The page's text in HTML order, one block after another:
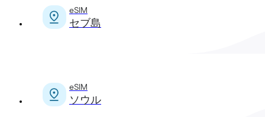
eSIM
セブ島
eSIM
ソウル